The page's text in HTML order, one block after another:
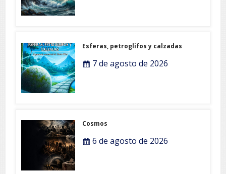
Esferas, petroglifos y calzadas
7 de agosto de 2026
Cosmos
6 de agosto de 2026